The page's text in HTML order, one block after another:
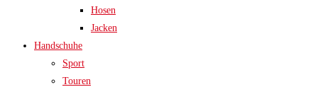
Hosen
Jacken
Handschuhe
Sport
Touren